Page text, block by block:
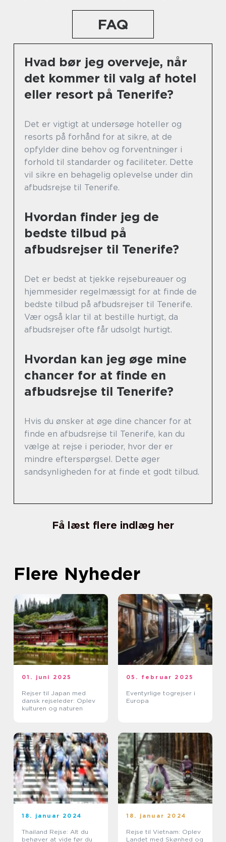
FAQ
Hvad bør jeg overveje, når
det kommer til valg af hotel
eller resort på Tenerife?
Det er vigtigt at undersøge hoteller og
resorts på forhånd for at sikre, at de
opfylder dine behov og forventninger i
forhold til standarder og faciliteter. Dette
vil sikre en behagelig oplevelse under din
afbudsrejse til Tenerife.
Hvordan finder jeg de
bedste tilbud på
afbudsrejser til Tenerife?
Det er bedst at tjekke rejsebureauer og
hjemmesider regelmæssigt for at finde de
bedste tilbud på afbudsrejser til Tenerife.
Vær også klar til at bestille hurtigt, da
afbudsrejser ofte får udsolgt hurtigt.
Hvordan kan jeg øge mine
chancer for at finde en
afbudsrejse til Tenerife?
Hvis du ønsker at øge dine chancer for at
finde en afbudsrejse til Tenerife, kan du
vælge at rejse i perioder, hvor der er
mindre efterspørgsel. Dette øger
sandsynligheden for at finde et godt tilbud.
Få læst flere indlæg her
Flere Nyheder
01. juni 2025
Rejser til Japan med
dansk rejseleder: Oplev
kulturen og naturen
05. februar 2025
Eventyrlige togrejser i
Europa
18. januar 2024
Thailand Rejse: Alt du
behøver at vide før du
18. januar 2024
Rejse til Vietnam: Oplev
Landet med Skønhed og